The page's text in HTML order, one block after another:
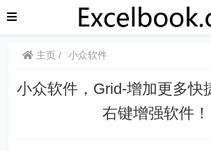
主页 小众软件
小众软件，Grid-增加更多快
右键增强软件！